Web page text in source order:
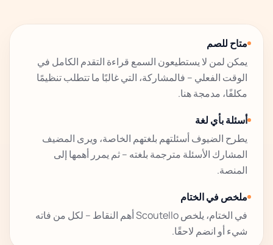
متاح للصم
يمكن لمن لا يستطيعون السمع قراءة التقدم الكامل في
الوقت الفعلي – فالمشاركة، التي غالبًا ما تتطلب تنظيمًا
مكلفًا، مدمجة هنا.
أسئلة بأي لغة
يطرح الضيوف أسئلتهم بلغتهم الخاصة، ويرى المضيف
المشارك الأسئلة مترجمة بلغته – ثم يمرر أهمها إلى
المنصة.
ملخص في الختام
في الختام، يلخص Scoutello أهم النقاط – لكل من فاته
شيء أو انضم لاحقًا.